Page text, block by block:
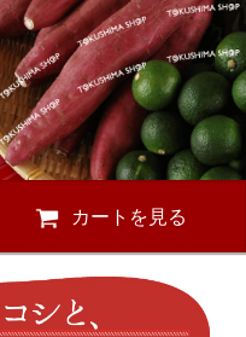
カートを見る